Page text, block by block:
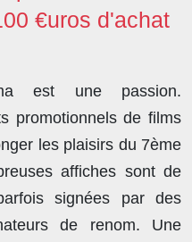
€uros d'achat
est une passion.
promotionnels de films
les plaisirs du 7ème
affiches sont de
signées par des
de renom. Une